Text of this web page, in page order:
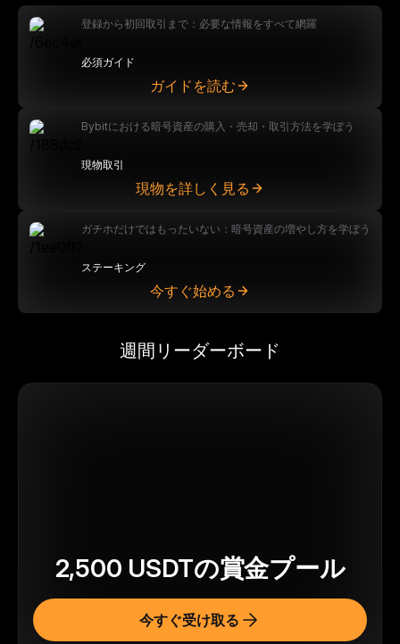
登録から初回取引まで：必要な情報をすべて網羅
必須ガイド
ガイドを読む
Bybitにおける暗号資産の購入・売却・取引方法を学ぼう
現物取引
現物を詳しく見る
ガチホだけではもったいない：暗号資産の増やし方を学ぼう
ステーキング
今すぐ始める
週間リーダーボード
2,500 USDTの賞金プール
今すぐ受け取る